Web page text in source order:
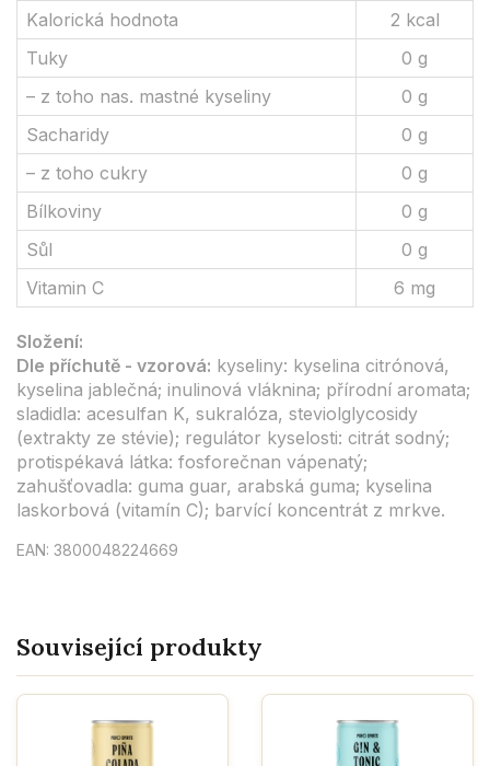
Kalorická hodnota
2 kcal
Tuky
0 g
– z toho nas. mastné kyseliny
0 g
Sacharidy
0 g
– z toho cukry
0 g
Bílkoviny
0 g
Sůl
0 g
Vitamin C
6 mg
Složení:
Dle příchutě - vzorová: kyseliny: kyselina citrónová,
kyselina jablečná; inulinová vláknina; přírodní aromata;
sladidla: acesulfan K, sukralóza, steviolglycosidy
(extrakty ze stévie); regulátor kyselosti: citrát sodný;
protispékavá látka: fosforečnan vápenatý;
zahušťovadla: guma guar, arabská guma; kyselina
laskorbová (vitamín C); barvící koncentrát z mrkve.
EAN: 3800048224669
Související produkty